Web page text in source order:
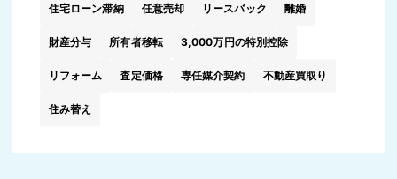
住宅ローン滞納 任意売却 リースバック 離婚
財産分与 所有者移転 3,000万円の特別控除
リフォーム 査定価格 専任媒介契約 不動産買取り
住み替え